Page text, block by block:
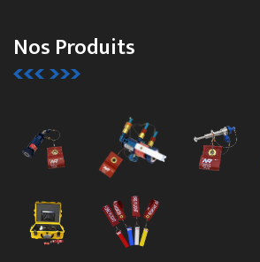
Nos Produits